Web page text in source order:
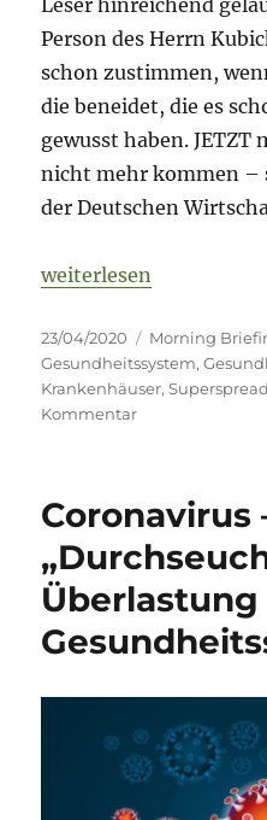
Leser hinreichend
Person des Herrn
schon zustimmen,
die beneidet, die es
gewusst haben. JETZT
nicht mehr kommen –
der Deutschen
„Morning Briefing –
weiterlesen
Veröffentlicht
am
23/04/2020 Kategorien
Morning
Gesundheitssystem,
Krankenhäuser,
Kommentarzu
23.
2020
–
Krankenhaus-
Special
Coronavirus
Überlastung